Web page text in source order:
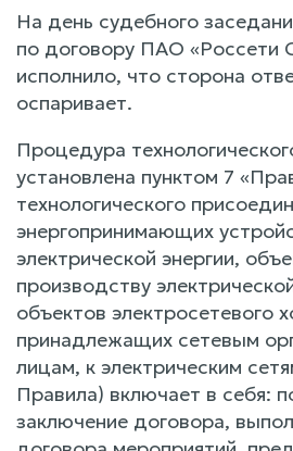
На день судебного
по договору ПАО «Россети
исполнило, что сторона
оспаривает.
Процедура
установлена пунктом 7
технологического
энергопринимающих
электрической энергии,
производству
объектов электросетевого
принадлежащих сетевым
лицам, к электрическим
Правила) включает в себя:
заключение договора,